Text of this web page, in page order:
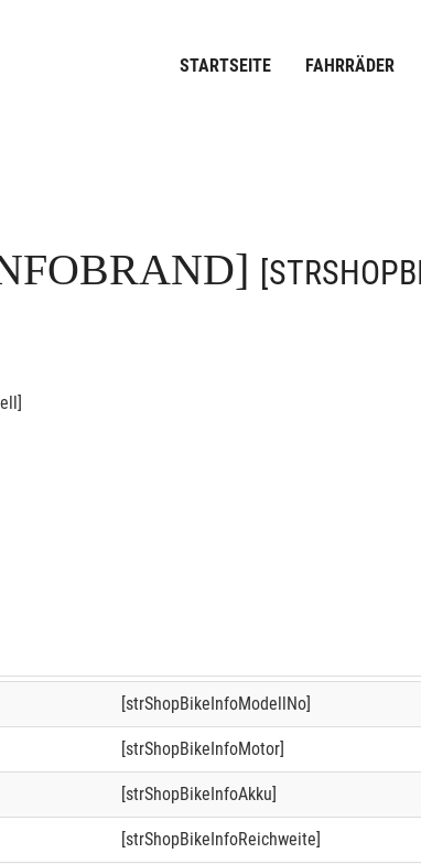
STARTSEITE FAHRRÄDER
[strShopBikeInfoModellNo]
[strShopBikeInfoMotor]
[strShopBikeInfoAkku]
[strShopBikeInfoReichweite]